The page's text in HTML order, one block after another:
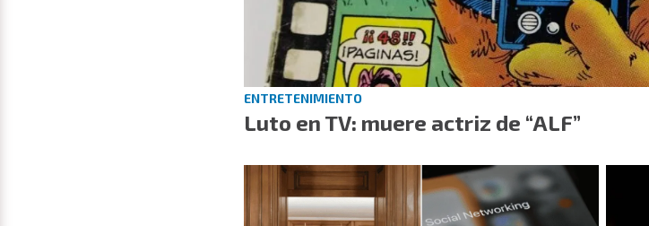
ENTRETENIMIENTO
Luto en TV: muere actriz de “ALF”